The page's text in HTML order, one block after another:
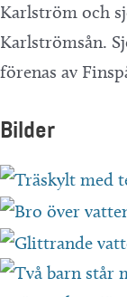
Karlström och
Karlströmsån.
förenas av
Bilder